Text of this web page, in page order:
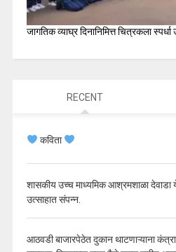
जागतिक व्याघ्र दिनानिमित्त चित्रकला
RECENT
कविता
शासकीय उच्च माध्यमिक आश्रमशाळा
उत्साहात संपन्न.
आठवडी बाजारपेठेत दुकान थाटणाऱ्याना